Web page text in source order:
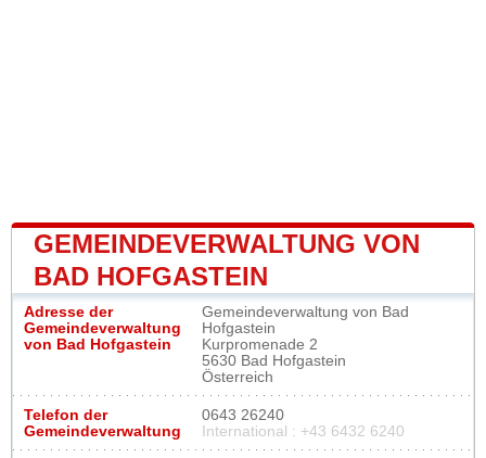
GEMEINDEVERWALTUNG VON
BAD HOFGASTEIN
Adresse der
Gemeindeverwaltung
von Bad Hofgastein
Gemeindeverwaltung von Bad
Hofgastein
Kurpromenade 2
5630 Bad Hofgastein
Österreich
Telefon der
Gemeindeverwaltung
0643 26240
International : +43 6432 6240